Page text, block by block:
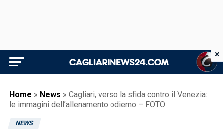
Home » News » Cagliari, verso la sfida contro il Venezia:
le immagini dell’allenamento odierno – FOTO
NEWS
×